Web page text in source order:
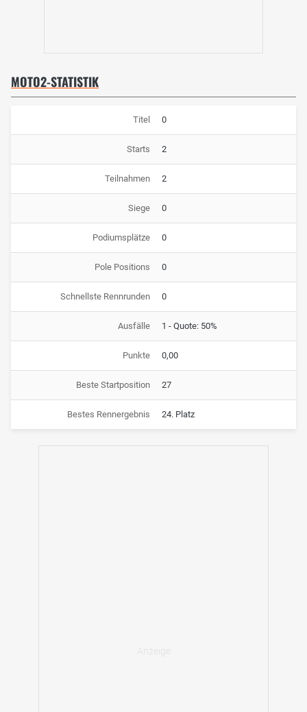
MOTO2-STATISTIK
Titel 0
Starts 2
Teilnahmen 2
Siege 0
Podiumsplätze 0
Pole Positions 0
Schnellste Rennrunden 0
Ausfälle 1 - Quote: 50%
Punkte 0,00
Beste Startposition 27
Bestes Rennergebnis 24. Platz